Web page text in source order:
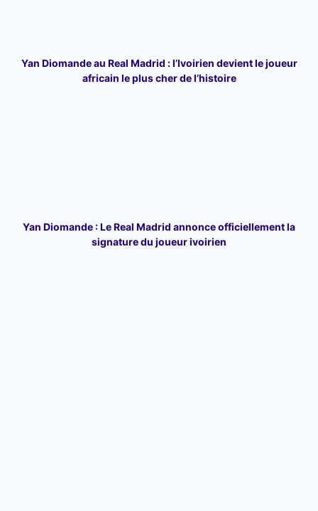
Yan Diomande au Real Madrid : l’Ivoirien devient le joueur
africain le plus cher de l’histoire
Yan Diomande : Le Real Madrid annonce officiellement la
signature du joueur ivoirien